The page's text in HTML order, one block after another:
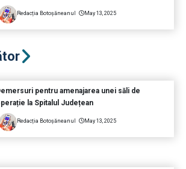
Redacția Botoșăneanul May 13, 2025
pentru amenajarea unei săli de
la Spitalul Județean
Redacția Botoșăneanul May 13, 2025